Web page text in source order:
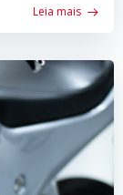
Leia mais